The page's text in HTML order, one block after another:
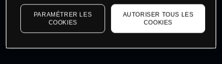
dernières données du marché.Log into see latest
market data
PARAMÉTRER LES
COOKIES
AUTORISER TOUS LES
COOKIES